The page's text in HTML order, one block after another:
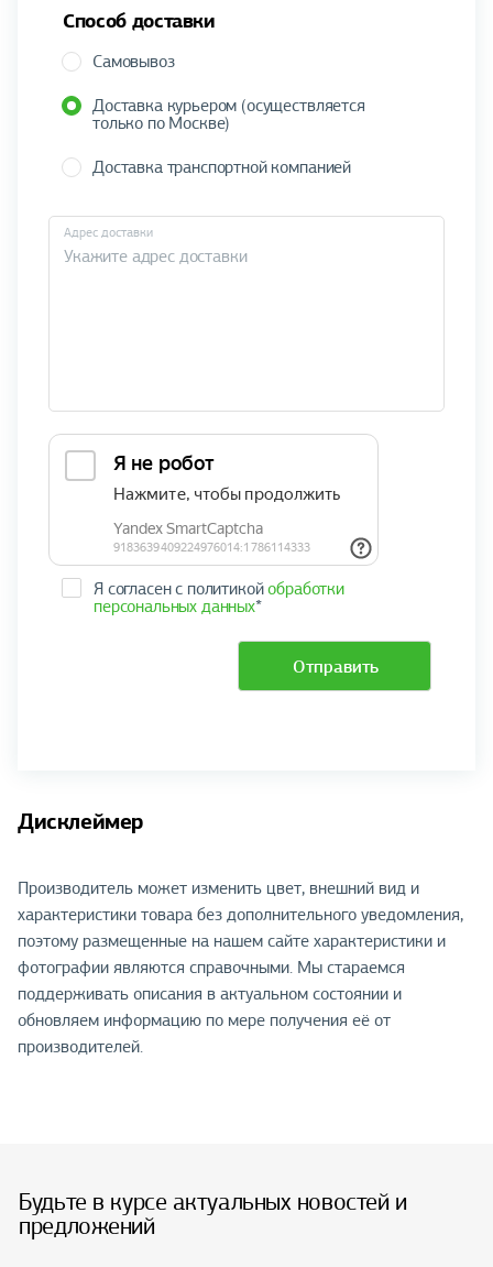
Способ доставки
Самовывоз
Доставка курьером (осуществляется
только по Москве)
Доставка транспортной компанией
Адрес доставки
Я согласен с политикойобработки
персональных данных*
Отправить
Дисклеймер
Производитель может изменить цвет, внешний вид и
характеристики товара без дополнительного уведомления,
поэтому размещенные на нашем сайте характеристики и
фотографии являются справочными. Мы стараемся
поддерживать описания в актуальном состоянии и
обновляем информацию по мере получения её от
производителей.
Будьте в курсе актуальных новостей и
предложений